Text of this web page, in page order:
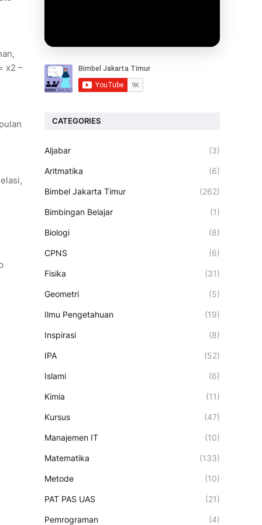
x2 –
CATEGORIES
Aljabar (3)
Aritmatika (6)
Bimbel Jakarta Timur (262)
Bimbingan Belajar (1)
Biologi (8)
CPNS (6)
Fisika (31)
Geometri (5)
Ilmu Pengetahuan (19)
Inspirasi (8)
IPA (52)
Islami (6)
Kimia (11)
Kursus (47)
Manajemen IT (10)
Matematika (133)
Metode (10)
PAT PAS UAS (21)
Pemrograman (4)